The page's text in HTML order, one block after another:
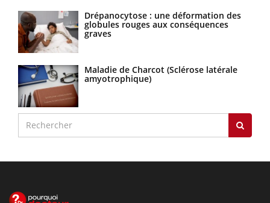
Drépanocytose : une déformation des
globules rouges aux conséquences
graves
Maladie de Charcot (Sclérose latérale
amyotrophique)